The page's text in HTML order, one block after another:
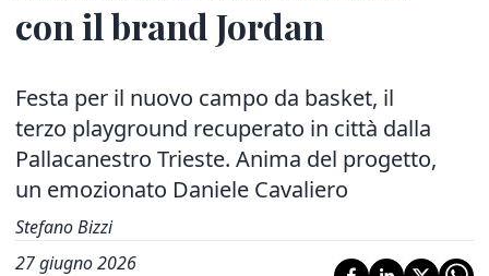
con il brand Jordan
Festa per il nuovo campo da basket, il
terzo playground recuperato in città dalla
Pallacanestro Trieste. Anima del progetto,
un emozionato Daniele Cavaliero
Stefano Bizzi
27 giugno 2026